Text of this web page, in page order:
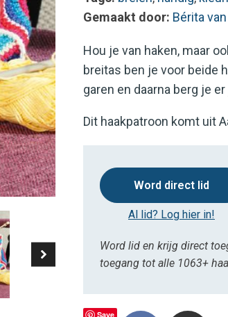
Gemaakt door: Bérita
Hou je van haken, maar
breitas ben je voor beide
garen en daarna berg je
Dit haakpatroon komt uit
Word direct lid
Al lid? Log hier in!
Word lid en krijg direct
toegang tot alle 1063+
Save